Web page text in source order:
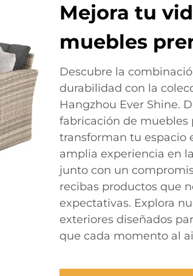
Mejora tu
muebles
Descubre la
durabilidad con la
Hangzhou Ever Shine.
fabricación de muebles
transforman tu espacio
amplia experiencia en
junto con un
recibas productos que
expectativas. Explora
exteriores diseñados
que cada momento al